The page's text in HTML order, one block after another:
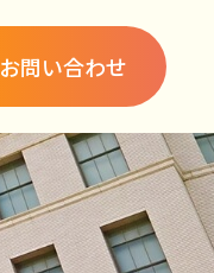
お問い合わせ